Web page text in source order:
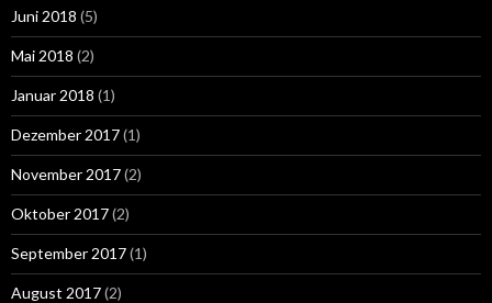
Juni 2018 (5)
Mai 2018 (2)
Januar 2018 (1)
Dezember 2017(1)
November 2017(2)
Oktober 2017(2)
September 2017(1)
August 2017(2)